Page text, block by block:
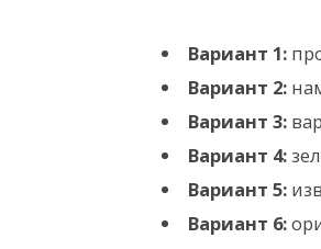
Вариант 1:
Вариант 2:
Вариант 3:
Вариант 4:
Вариант 5:
Вариант 6: